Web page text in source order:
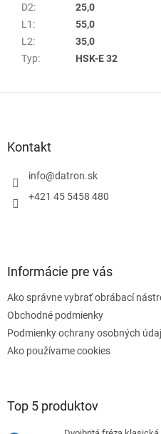
D2:
25,0
L1 :
55,0
L2:
35,0
Typ: HSK-E 32
Kontakt
info@datron.sk
+421 45 5458 480
Informácie pre vás
Ako správne vybrať obrábací
Obchodné podmienky
Podmienky ochrany osobných
Ako používame cookies
Top 5 produktov